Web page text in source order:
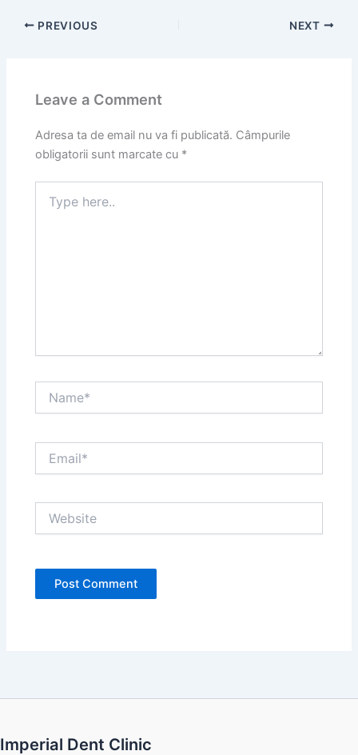
PREVIOUS NEXT
Leave a Comment
Adresa ta de email nu va fi publicată. Câmpurile
obligatorii sunt marcate cu *
here..
Imperial Dent Clinic